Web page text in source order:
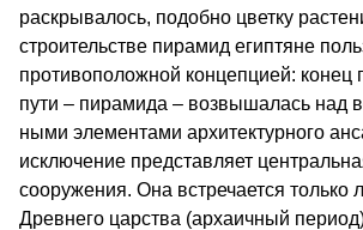
раскрывалось, подобно цветку
строительстве пирамид египтяне
противоположной концепцией: конец
пути – пирамида – возвышалась над
ными элементами архитектурного
исключение представляет
сооружения. Она встречается только
Древнего царства (архаичный